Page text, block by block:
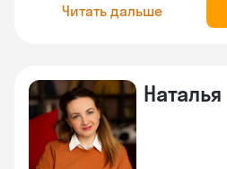
Читать дальше
Наталья